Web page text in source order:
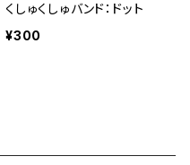
くしゅくしゅバンド：ドット
¥300